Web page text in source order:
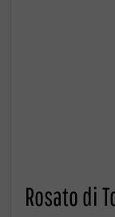
Rosato di